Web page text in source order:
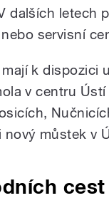
dalších letech
servisní
k dispozici
v centru
můstek v